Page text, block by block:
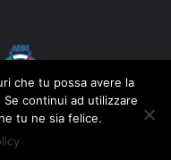
che tu possa avere la
continui ad utilizzare
tu ne sia felice.